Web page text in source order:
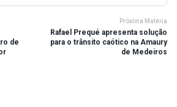
de
Próxima Matéria
Rafael Prequé apresenta solução
para o trânsito caótico na Amaury
de Medeiros